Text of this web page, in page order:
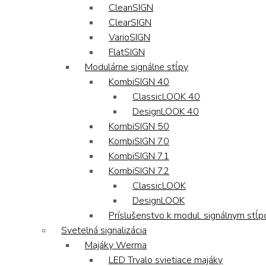
CleanSIGN
ClearSIGN
VarioSIGN
FlatSIGN
Modulárne signálne stĺpy
KombiSIGN 40
ClassicLOOK 40
DesignLOOK 40
KombiSIGN 50
KombiSIGN 70
KombiSIGN 71
KombiSIGN 72
ClassicLOOK
DesignLOOK
Príslušenstvo k modul. signálnym
Svetelná signalizácia
Majáky Werma
LED Trvalo svietiace majáky